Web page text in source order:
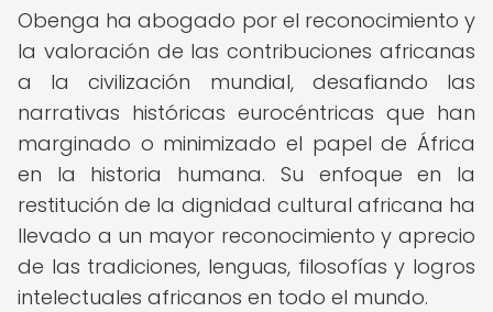
Obenga ha abogado por el reconocimiento y
la valoración de las contribuciones africanas
a la civilización mundial, desafiando las
narrativas históricas eurocéntricas que han
marginado o minimizado el papel de África
en la historia humana. Su enfoque en la
restitución de la dignidad cultural africana ha
llevado a un mayor reconocimiento y aprecio
de las tradiciones, lenguas, filosofías y logros
intelectuales africanos en todo el mundo.